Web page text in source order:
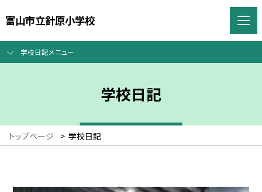
富山市立針原小学校
学校日記メニュー
学校日記
トップページ > 学校日記